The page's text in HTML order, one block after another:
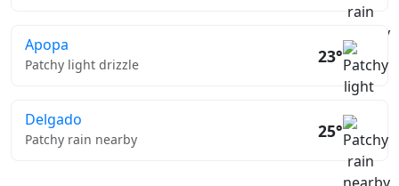
Apopa
Patchy light drizzle 23°
Delgado
Patchy rain nearby 25°